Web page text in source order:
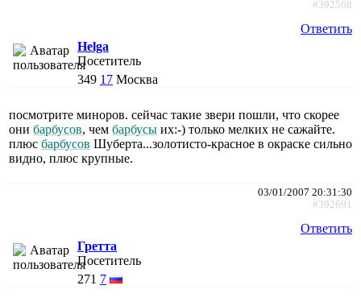
#392568
Ответить
Helga
Посетитель
349 17 Москва
посмотрите миноров. сейчас такие звери пошли, что скорее
они барбусов, чем барбусы их:-) только мелких не сажайте.
плюс барбусов Шуберта...золотисто-красное в окраске сильно
видно, плюс крупные.
03/01/2007 20:31:30
#392691
Ответить
Гретта
Посетитель
271 7